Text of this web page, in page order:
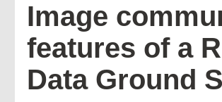
Image
features of a
Data Ground